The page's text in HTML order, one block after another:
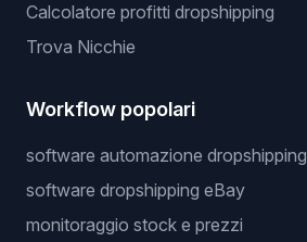
Calcolatore profitti dropshipping
Trova Nicchie
Workflow popolari
software automazione dropshipping
software dropshipping eBay
monitoraggio stock e prezzi